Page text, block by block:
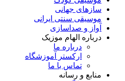
سازهای جهانی
موسیقی سنتی ایرانی
آواز و صداسازی
درباره الهام موزیک
درباره ما
ارکستر آموزشگاه
تماس با ما
منابع و رسانه